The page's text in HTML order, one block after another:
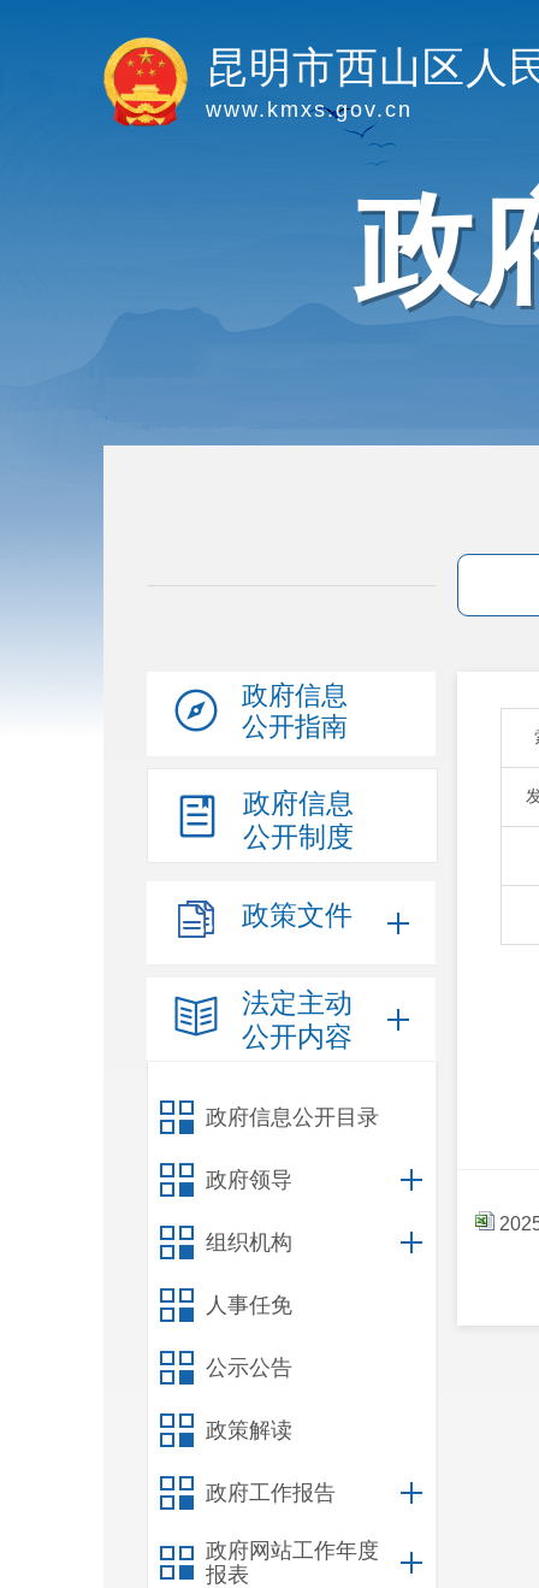
昆明市西山区人
www.kmxs.gov.cn
政
政府信息
公开指南
政府信息
公开制度
政策文件
法定主动
公开内容
政府信息公开目录
政府领导
组织机构
人事任免
公示公告
政策解读
政府工作报告
政府网站工作年度
报表